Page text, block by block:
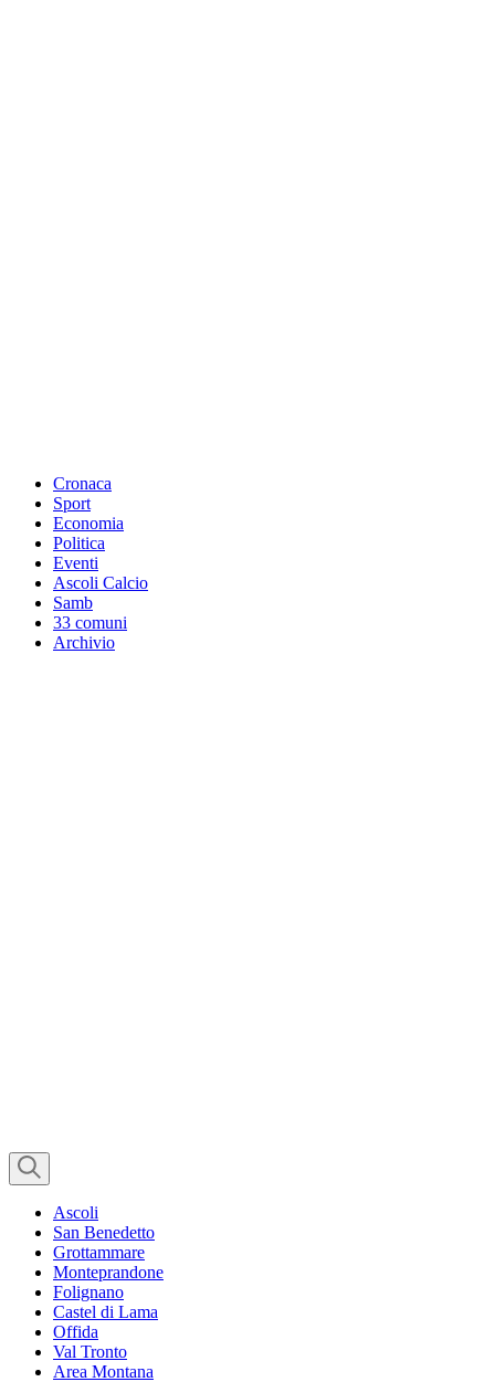
Cronaca
Sport
Economia
Politica
Eventi
Ascoli Calcio
Samb
33 comuni
Archivio
Ascoli
San Benedetto
Grottammare
Monteprandone
Folignano
Castel di Lama
Offida
Val Tronto
Area Montana